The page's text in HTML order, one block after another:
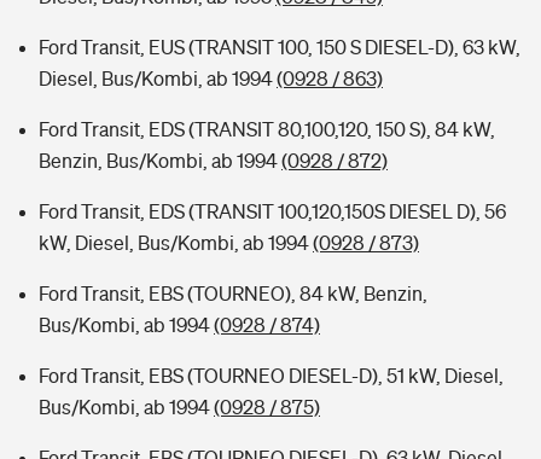
Ford Transit, EUS (TRANSIT 100, 150 S DIESEL-D), 63 kW,
Diesel, Bus/Kombi, ab 1994(0928 / 863)
Ford Transit, EDS (TRANSIT 80,100,120, 150 S), 84 kW,
Benzin, Bus/Kombi, ab 1994(0928 / 872)
Ford Transit, EDS (TRANSIT 100,120,150S DIESEL D), 56
kW, Diesel, Bus/Kombi, ab 1994(0928 / 873)
Ford Transit, EBS (TOURNEO), 84 kW, Benzin,
Bus/Kombi, ab 1994(0928 / 874)
Ford Transit, EBS (TOURNEO DIESEL-D), 51 kW, Diesel,
Bus/Kombi, ab 1994(0928 / 875)